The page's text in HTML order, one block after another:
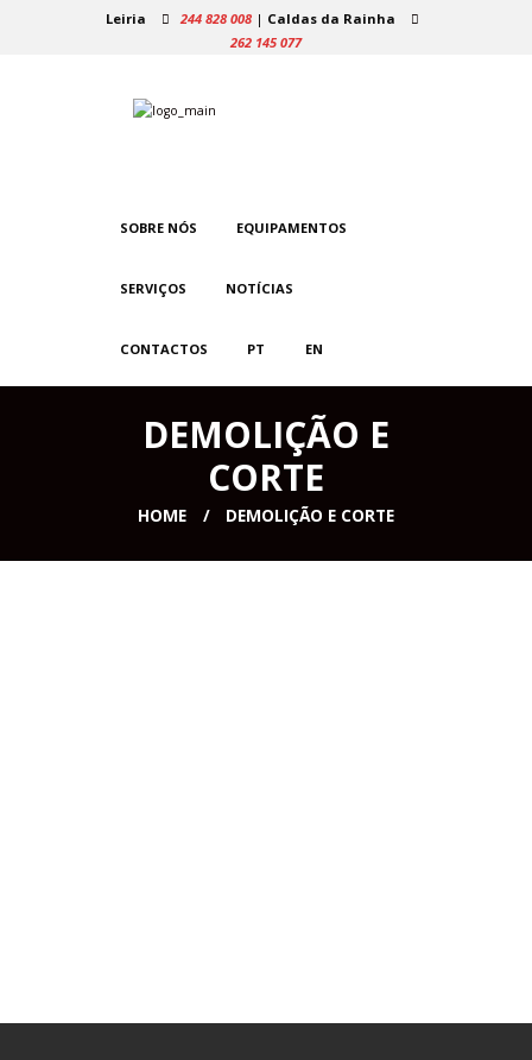
Leiria 244 828 008 | Caldas da Rainha
262 145 077
SOBRE NÓS EQUIPAMENTOS
SERVIÇOS NOTÍCIAS
CONTACTOS PT EN
DEMOLIÇÃO E
CORTE
HOME DEMOLIÇÃO E CORTE